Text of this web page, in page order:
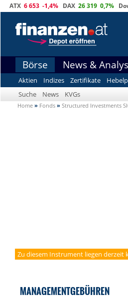
ATX 6 653 -1,4% DAX 26 319 0,7%
Börse News &
Aktien Indizes Zertifikate
Suche
News KVGs
Home » Fonds » Structured Investments
Zu diesem Instrument liegen derzeit
MANAGEMENTGEBÜHREN